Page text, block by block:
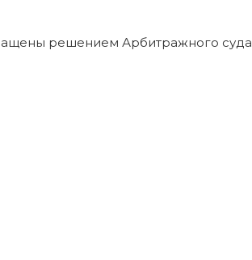
решением Арбитражного суда